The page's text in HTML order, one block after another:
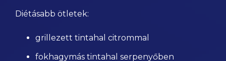
Diétásabb ötletek:
grillezett tintahal citrommal
fokhagymás tintahal serpenyőben